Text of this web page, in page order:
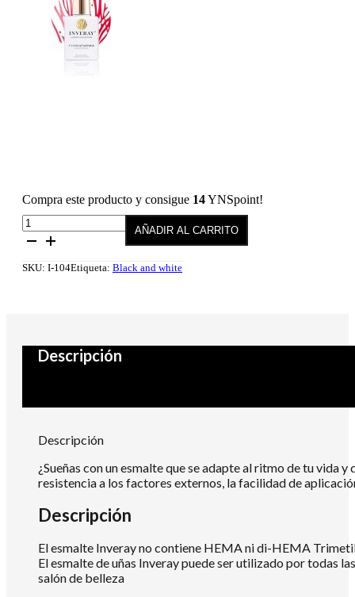
Compra este producto y consigue 14YNSpoint!
Esmalte
semipermanente
Temperament
AÑADIR AL CARRITO
SKU: I-104Etiqueta: Black and white
Descripción
Descripción
¿Sueñas con un esmalte que se adapte al ritmo de tu vida
resistencia a los factores externos, la facilidad de
Descripción
El esmalte Inveray no contiene HEMA ni di-HEMA
El esmalte de uñas Inveray puede ser utilizado por todas
salón de belleza